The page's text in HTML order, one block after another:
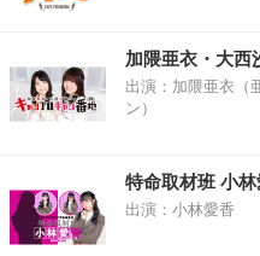
加隈亜衣・大西
出演：加隈亜衣（
ン）
特命取材班 小
出演：小林愛香